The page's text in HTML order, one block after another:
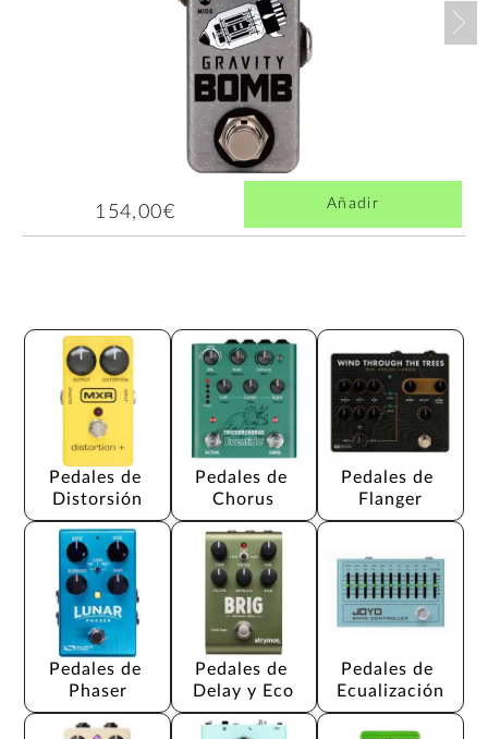
154,00€ Añadir
Pedales de
Distorsión
Pedales de
Chorus
Pedales de
Flanger
Pedales de
Phaser
Pedales de
Delay y Eco
Pedales de
Ecualización